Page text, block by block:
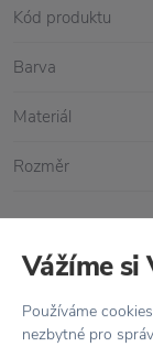
Vše skladem,
Doprava
Kód produktu
Barva
Materiál
Rozměr
Vážíme si
Používáme
nezbytné pro